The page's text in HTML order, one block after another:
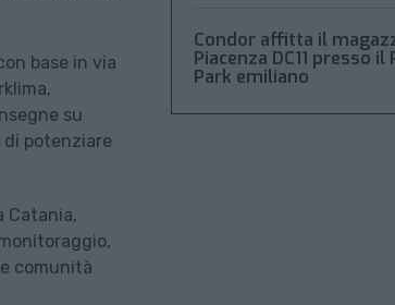
base in via
su
potenziare
Catania,
comunità
Condor affitta il
Piacenza DC11 presso
Park emiliano